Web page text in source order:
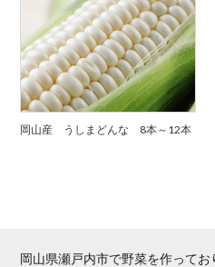
岡山産 うしまどんな 8本～12本
岡山県瀬戸内市で野菜を作って